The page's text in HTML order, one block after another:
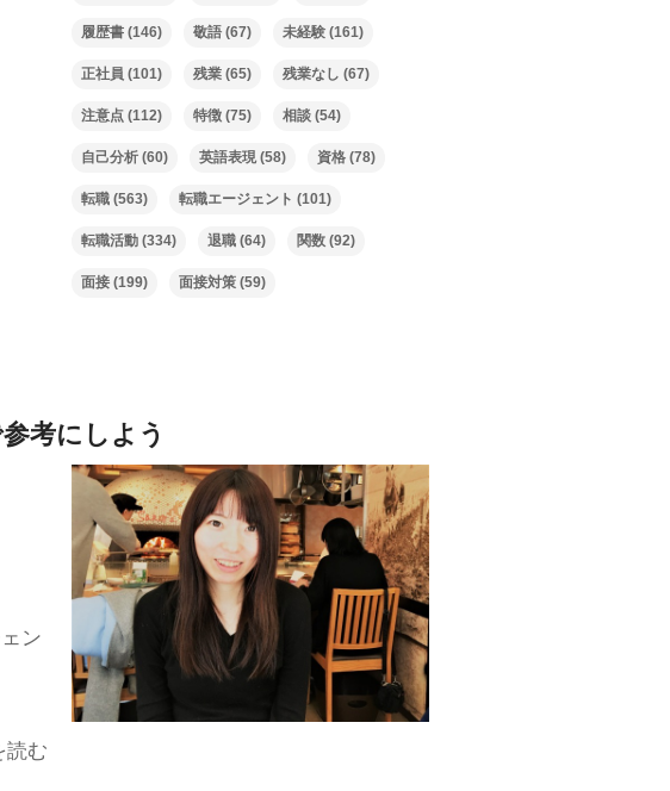
履歴書 (146) 敬語 (67) 未経験 (161)
正社員 (101) 残業 (65) 残業なし (67)
注意点 (112) 特徴 (75) 相談 (54)
自己分析 (60) 英語表現(58) 資格 (78)
転職 (563) 転職エージェント (101)
転職活動 (334) 退職 (64) 関数 (92)
面接 (199) 面接対策 (59)
考にしよう
ン
読む